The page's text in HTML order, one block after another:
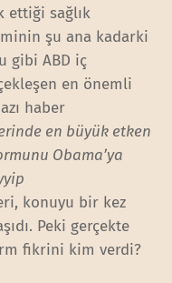
ettiği sağlık
şu ana kadarki
gibi ABD iç
en önemli
haber
en büyük etken
Obama’ya
konuyu bir kez
Peki gerçekte
fikrini kim verdi?